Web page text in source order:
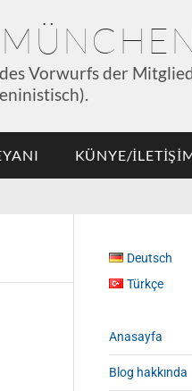
Vorwurfs der
KÜNYE/
Deutsch
Türkçe
Anasayfa
Blog hakkında